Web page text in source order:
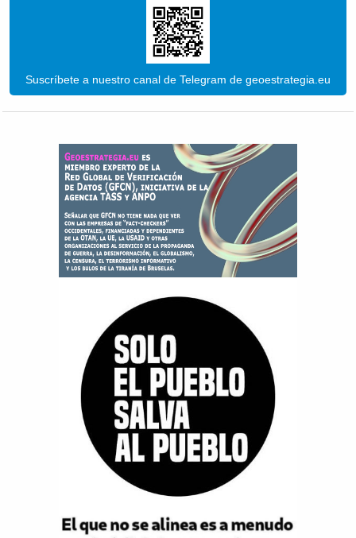
Suscríbete a nuestro canal de Telegram de geoestrategia.eu